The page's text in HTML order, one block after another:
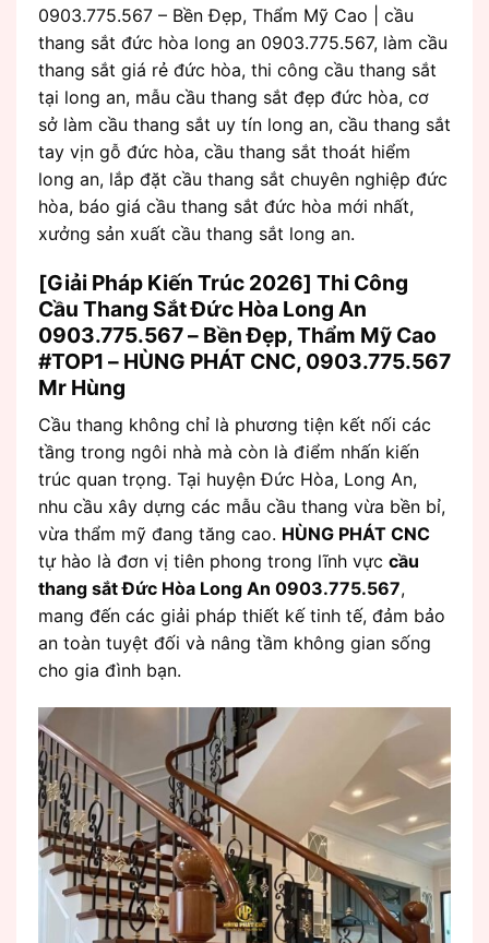
0903.775.567 – Bền Đẹp, Thẩm Mỹ Cao | cầu
thang sắt đức hòa long an 0903.775.567, làm cầu
thang sắt giá rẻ đức hòa, thi công cầu thang sắt
tại long an, mẫu cầu thang sắt đẹp đức hòa, cơ
sở làm cầu thang sắt uy tín long an, cầu thang sắt
tay vịn gỗ đức hòa, cầu thang sắt thoát hiểm
long an, lắp đặt cầu thang sắt chuyên nghiệp đức
hòa, báo giá cầu thang sắt đức hòa mới nhất,
xưởng sản xuất cầu thang sắt long an.
[Giải Pháp Kiến Trúc 2026] Thi Công
Cầu Thang Sắt Đức Hòa Long An
0903.775.567 – Bền Đẹp, Thẩm Mỹ Cao
#TOP1 – HÙNG PHÁT CNC, 0903.775.567
Mr Hùng
Cầu thang không chỉ là phương tiện kết nối các
tầng trong ngôi nhà mà còn là điểm nhấn kiến
trúc quan trọng. Tại huyện Đức Hòa, Long An,
nhu cầu xây dựng các mẫu cầu thang vừa bền bỉ,
vừa thẩm mỹ đang tăng cao. HÙNG PHÁT CNC
tự hào là đơn vị tiên phong trong lĩnh vực cầu
thang sắt Đức Hòa Long An 0903.775.567,
mang đến các giải pháp thiết kế tinh tế, đảm bảo
an toàn tuyệt đối và nâng tầm không gian sống
cho gia đình bạn.